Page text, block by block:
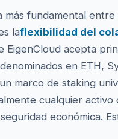
más fundamental
laflexibilidad del
EigenCloud acepta
en ETH,
marco de staking
cualquier activo
económica.